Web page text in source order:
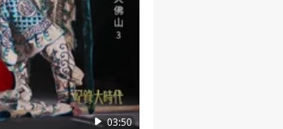
03:50